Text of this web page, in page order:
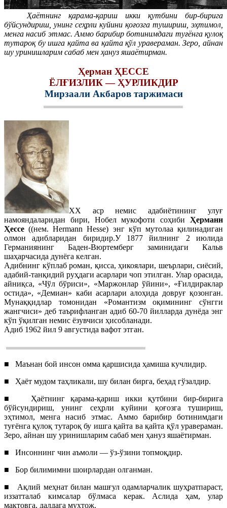
Ҳаётнинг қарама-қариш икки қутбини бир-бирига
бўйсундириш, унинг сеҳрли куйини қоғозга тушириш, эҳтимол,
менга насиб этмас. Аммо барибир ботинимдаги туғёнга қулоқ
тутароқ бу ишга қайта ва қайта қўл уравераман. Зеро, айнан
шу уринишларим сабаб мен ҳануз яшаётирман.
Ҳерман ҲЕССЕ
ЁЛҒИЗЛИК — ҲУРЛИКДИР
Мирзаали Акбаров таржимаси
ХХ аср немис адабиётининг улуғ
намояндаларидан бири, Нобел мукофоти соҳиби Ҳерманн
Ҳессе ((нем. Hermann Hesse) энг кўп мутолаа қилинадиган
олмон адибларидан биридир.У 1877 йилнинг 2 июлида
Германиянинг Баден-Вюртемберг заминидаги Кальв
шаҳарчасида дунёга келган.
Адибнинг кўплаб роман, қисса, ҳикоялари, шеърлари, сиёсий,
адабий-танқидий руҳдаги асарлари чоп этилган. Улар орасида,
айниқса, «Чўл бўриси», «Маржонлар ўйини», «Ғилдираклар
остида», «Демиан» каби асарлари алоҳида довруғ қозонган.
Мунаққидлар томонидан «Романтизм оқимининг сўнгги
жангчиси» деб таърифланган адиб 60-70 йилларда дунёда энг
кўп ўқилган немис ёзувчиси ҳисобланади.
Адиб 1962 йил 9 августида вафот этган.
■ Маънан бой инсон омма қаршисида ҳамиша кучлидир.
■ Ҳаёт мудом таҳликали, шу билан бирга, беҳад гўзалдир.
■ Ҳаётнинг қарама-қариш икки қутбини бир-бирига
бўйсундириш, унинг сеҳрли куйини қоғозга тушириш,
эҳтимол, менга насиб этмас. Аммо барибир ботинимдаги
туғёнга қулоқ тутароқ бу ишга қайта ва қайта қўл уравераман.
Зеро, айнан шу уринишларим сабаб мен ҳануз яшаётирман.
■ Инсоннинг чин аъмоли — ўз-ўзини топмоқдир.
■ Бор билимимни шоирлардан олганман.
■ Ақлий меҳнат билан машғул одамларчалик шуҳратпараст,
иззатталаб кимсалар бўлмаса керак. Аслида ҳам, улар
мақтовга, далдага муҳтож.